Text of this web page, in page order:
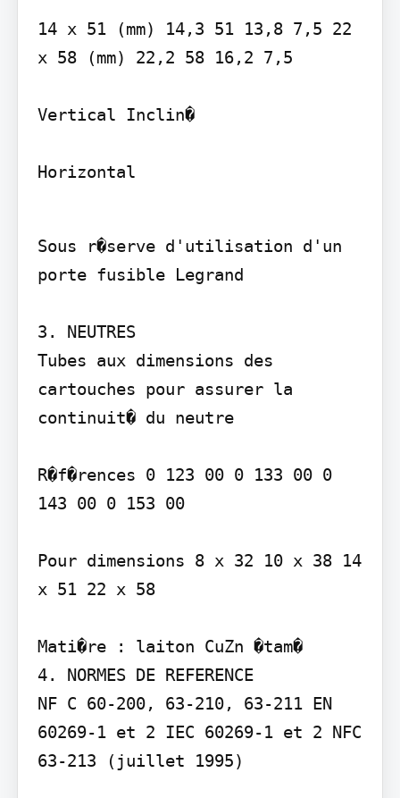
14 x 51 (mm) 14,3 51 13,8 7,5 22
x 58 (mm) 22,2 58 16,2 7,5
Vertical Inclin�
Horizontal
Sous r�serve d'utilisation d'un
porte fusible Legrand
3. NEUTRES
Tubes aux dimensions des
cartouches pour assurer la
continuit� du neutre
R�f�rences 0 123 00 0 133 00 0
143 00 0 153 00
Pour dimensions 8 x 32 10 x 38 14
x 51 22 x 58
Mati�re : laiton CuZn �tam�
4. NORMES DE REFERENCE
NF C 60-200, 63-210, 63-211 EN
60269-1 et 2 IEC 60269-1 et 2 NFC
63-213 (juillet 1995)